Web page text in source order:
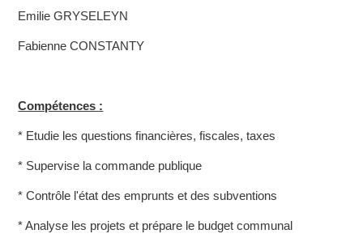
Emilie GRYSELEYN
Fabienne CONSTANTY
Compétences :
* Etudie les questions financières, fiscales, taxes
* Supervise la commande publique
* Contrôle l'état des emprunts et des subventions
* Analyse les projets et prépare le budget communal